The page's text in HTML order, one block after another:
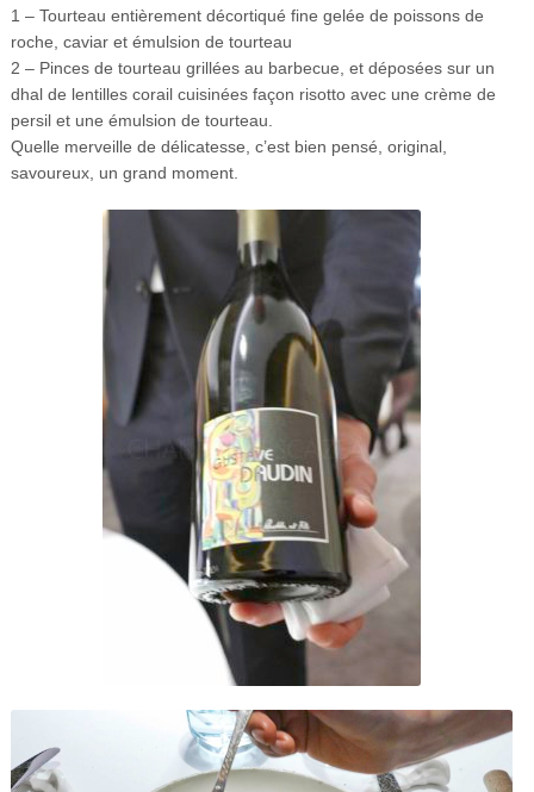
1 – Tourteau entièrement décortiqué fine gelée de poissons de
roche, caviar et émulsion de tourteau
2 – Pinces de tourteau grillées au barbecue, et déposées sur un
dhal de lentilles corail cuisinées façon risotto avec une crème de
persil et une émulsion de tourteau.
Quelle merveille de délicatesse, c’est bien pensé, original,
savoureux, un grand moment.